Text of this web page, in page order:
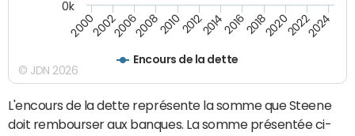
Encours de la dette
200020022006200820102012201420162018202020222024
0k
© JDN 2026
L'encours de la dette représente la somme que Steene
doit rembourser aux banques. La somme présentée ci-